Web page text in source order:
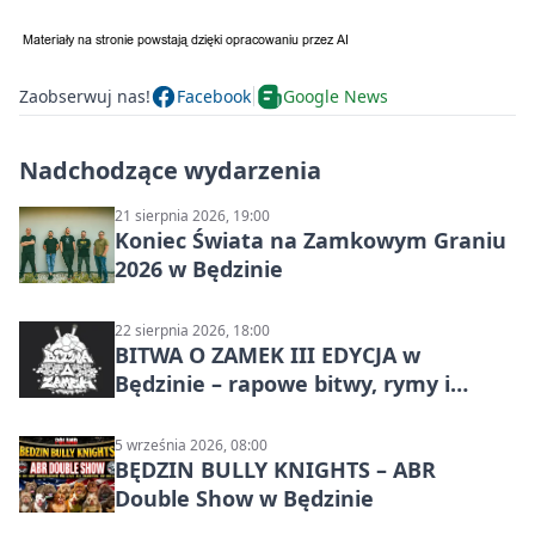
Zaobserwuj nas! Facebook Google News
Nadchodzące wydarzenia
21 sierpnia 2026, 19:00
Koniec Świata na Zamkowym Graniu
2026 w Będzinie
22 sierpnia 2026, 18:00
BITWA O ZAMEK III EDYCJA w
Będzinie – rapowe bitwy, rymy i
5 września 2026, 08:00
BĘDZIN BULLY KNIGHTS – ABR
Double Show w Będzinie